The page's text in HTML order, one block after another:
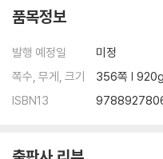
로맨티스튜
마이 러블리 튀밥
달.고.나 (달콤한 고기 나들이)
샘앤치즈그라탱
아빠손 피자
품목정보
발행 예정일
미정
쪽수, 무게, 크기
356쪽 |
ISBN13